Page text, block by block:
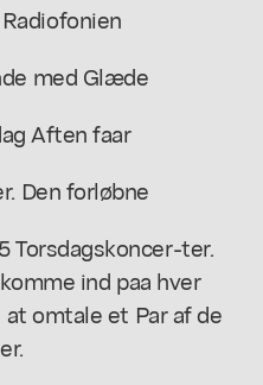
med Glæde
Aften faar
Den forløbne
Torsdagskoncer-ter.
ind paa hver
omtale et Par af de